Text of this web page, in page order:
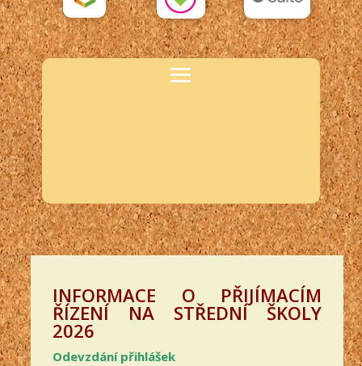
INFORMACE O PŘIJÍMACÍM
ŘÍZENÍ NA STŘEDNÍ ŠKOLY
2026
Odevzdání přihlášek